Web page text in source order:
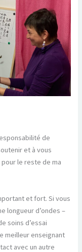
de
et à vous
le reste de ma
et fort. Si vous
longueur d’ondes –
soins d’essai
meilleur enseignant
avec un autre